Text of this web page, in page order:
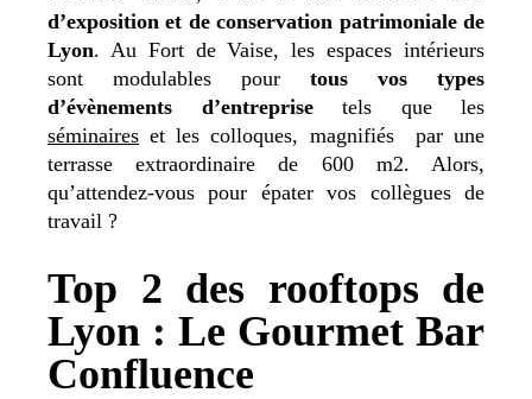
d’exposition et de conservation patrimoniale de
Lyon. Au Fort de Vaise, les espaces intérieurs
sont modulables pour tous vos types
d’évènements d’entreprisetels que les
séminaires et les colloques, magnifiés par une
terrasse extraordinaire de 600 m2. Alors,
qu’attendez-vous pour épater vos collègues de
travail ?
Top 2 des rooftops de
Lyon : Le Gourmet Bar
Confluence